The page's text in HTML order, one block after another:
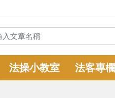
法操小教室 法客專欄